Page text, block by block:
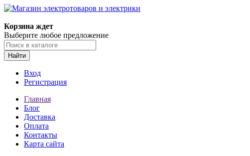
Корзина ждет
Выберите любое предложение
Найти
Вход
Регистрация
Главная
Блог
Доставка
Оплата
Контакты
Карта сайта